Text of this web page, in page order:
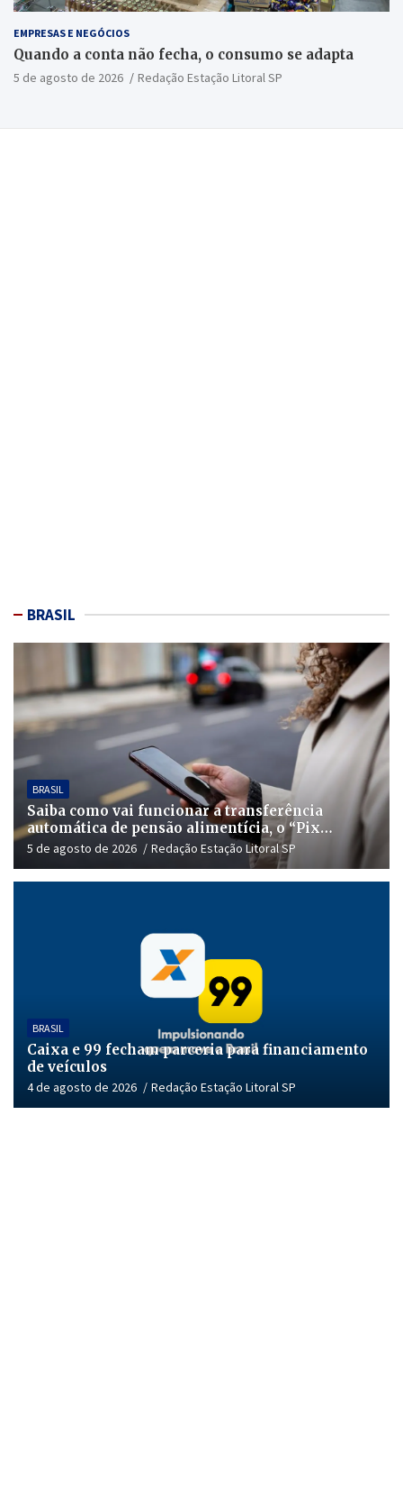
EMPRESAS E NEGÓCIOS
Quando a conta não fecha, o consumo se adapta
5 de agosto de 2026 Redação Estação Litoral SP
BRASIL
BRASIL
Saiba como vai funcionar a transferência
automática de pensão alimentícia, o “Pix
Pensão”
5 de agosto de 2026 Redação Estação Litoral SP
BRASIL
Caixa e 99 fecham parceria para financiamento
de veículos
4 de agosto de 2026 Redação Estação Litoral SP